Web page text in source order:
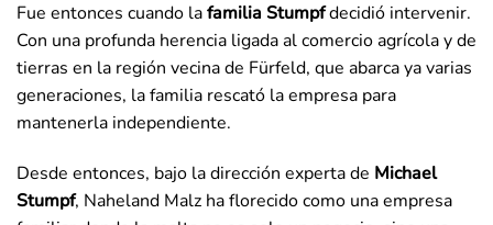
Fue entonces cuando lafamilia Stumpfdecidió intervenir.
Con una profunda herencia ligada al comercio agrícola y de
tierras en la región vecina de Fürfeld, que abarca ya varias
generaciones, la familia rescató la empresa para
mantenerla independiente.
Desde entonces, bajo la dirección experta de Michael
Stumpf, Naheland Malz ha florecido como una empresa